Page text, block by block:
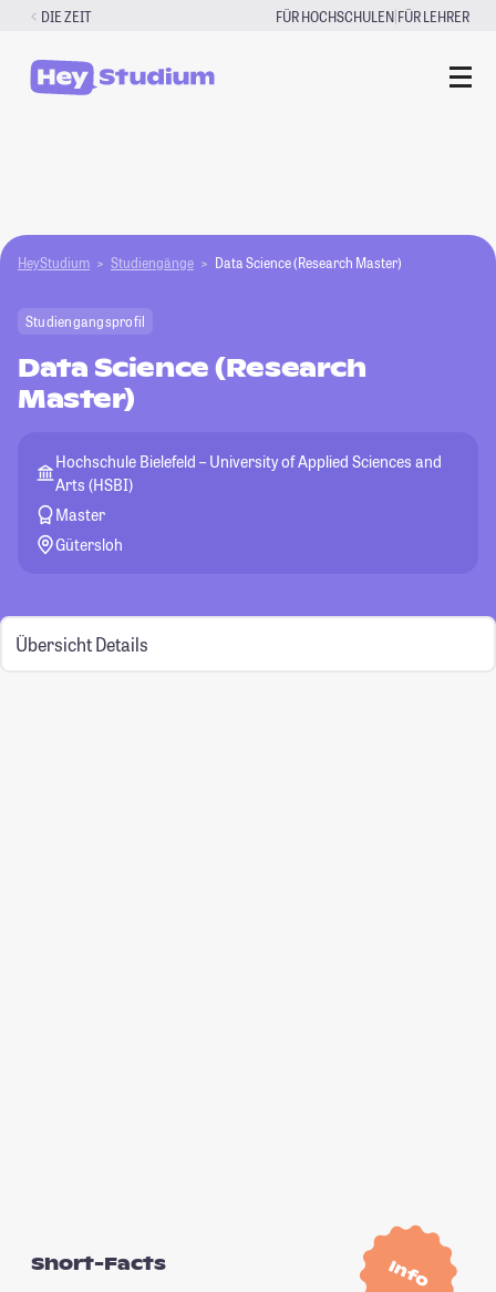
Zum
springen
DIE ZEIT FÜR HOCHSCHULEN|FÜR LEHRER
HeyStudium Studiengänge Data Science (Research Master)
Studiengangsprofil
Data Science (Research
Master)
Hochschule Bielefeld – University of Applied Sciences and
Arts (HSBI)
Master
Gütersloh
Übersicht Details
Info
Short-Facts